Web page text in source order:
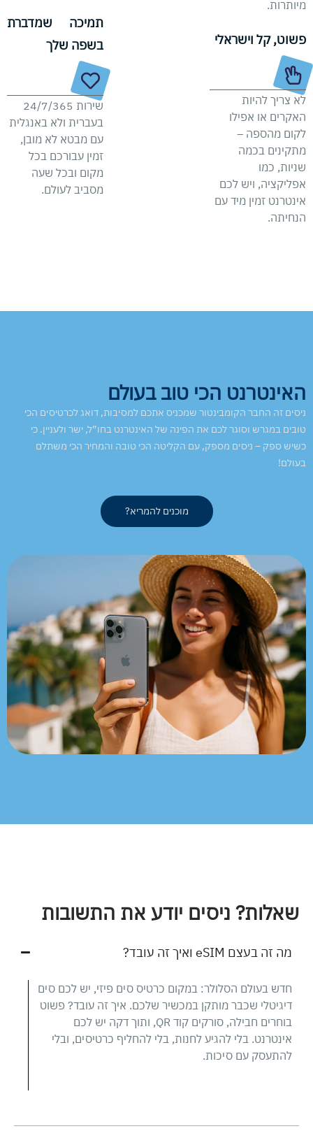
מיותרות.
פשוט, קל וישראלי
לא צריך להיות
האקרים או אפילו
לקום מהספה –
מתקינים בכמה
שניות, כמו
אפליקציה, ויש לכם
אינטרנט זמין מיד עם
הנחיתה.
תמיכה שמדברת
בשפה שלך
שירות 24/7/365
בעברית ולא באנגלית
עם מבטא לא מובן,
זמין עבורכם בכל
מקום ובכל שעה
מסביב לעולם.
האינטרנט הכי טוב בעולם
ניסים זה החבר הקומבינטור שמכניס אתכם למסיבות, דואג לכרטיסים הכי
טובים במגרש וסוגר לכם את הפינה של האינטרנט בחו”ל, ישר ולעניין. כי
כשיש ספק – ניסים מספק, עם הקליטה הכי טובה והמחיר הכי משתלם
בעולם!
מוכנים להמריא?
שאלות? ניסים יודע את התשובות
מה זה בעצם eSIM ואיך זה עובד?
חדש בעולם הסלולר: במקום כרטיס סים פיזי, יש לכם סים
דיגיטלי שכבר מותקן במכשיר שלכם. איך זה עובד? פשוט
בוחרים חבילה, סורקים קוד QR, ותוך דקה יש לכם
אינטרנט. בלי להגיע לחנות, בלי להחליף כרטיסים, ובלי
להתעסק עם סיכות.